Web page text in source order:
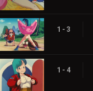
1 - 3
1 - 4